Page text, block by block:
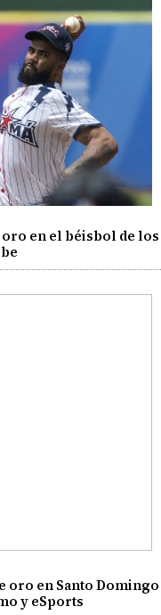
en el béisbol de los
oro en Santo Domingo
y eSports